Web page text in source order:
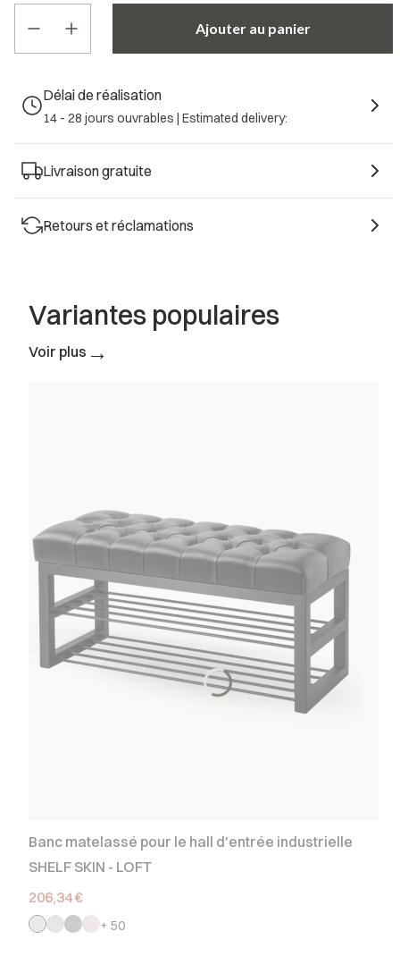
PROFONDEUR DU BANC
Sélectionner
Sélectionner
Ajouter au panier
Délai de réalisation
14 - 28 jours ouvrables | Estimated delivery:
Livraison gratuite
Retours et réclamations
Variantes populaires
Voir plus →
Banc matelassé pour le hall d'entrée industrielle
SHELF SKIN - LOFT
Prix
206,34 €
+ 50